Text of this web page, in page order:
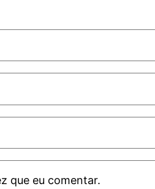
que eu comentar.